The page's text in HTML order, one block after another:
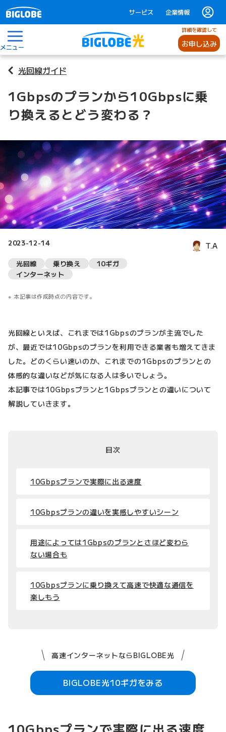
サービス 企業情報
メニュー
詳細を確認して
お申し込み
光回線ガイド
1Gbpsのプランから10Gbpsに乗
り換えるとどう変わる？
2023-12-14 T.A
光回線 乗り換え
10ギガ
インターネット
本記事は作成時点の内容です。
光回線といえば、これまでは1Gbpsのプランが主流でした
が、最近では10Gbpsのプランを利用できる業者も増えてきま
した。どのくらい速いのか、これまでの1Gbpsのプランとの
体感的な違いなどが気になる人は多いでしょう。
本記事では10Gbpsプランと1Gbpsプランとの違いについて
解説していきます。
目次
10Gbpsプランで実際に出る速度
10Gbpsプランの違いを実感しやすいシーン
用途によっては1Gbpsのプランとさほど変わら
ない場合も
10Gbpsプランに乗り換えて高速で快適な通信を
楽しもう
高速インターネットならBIGLOBE光
BIGLOBE光10ギガをみる
10Gbpsプランで実際に出る速度